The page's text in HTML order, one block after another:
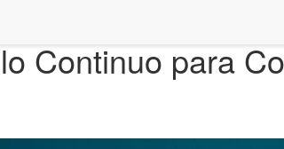
Continuo para